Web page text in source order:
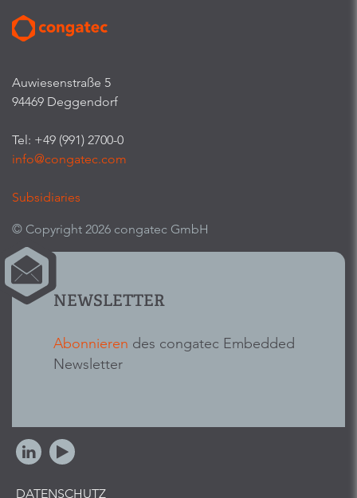
Auwiesenstraße 5
94469 Deggendorf
Tel: +49 (991) 2700-0
info@congatec.com
Subsidiaries
© Copyright 2026 congatec GmbH
NEWSLETTER
Abonnieren des congatec Embedded
Newsletter
DATENSCHUTZ